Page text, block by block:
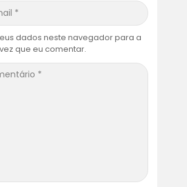
dados neste navegador para a
que eu comentar.